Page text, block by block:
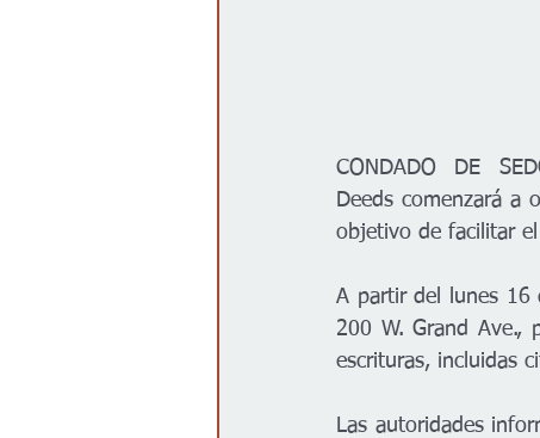
CONDADO DE
Deeds comenzará
objetivo de facilitar
A partir del lunes 16
200 W. Grand Ave.,
escrituras, incluidas
Las autoridades